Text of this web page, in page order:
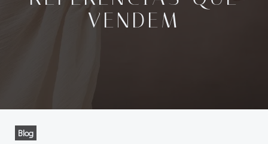
VENDEM
Blog